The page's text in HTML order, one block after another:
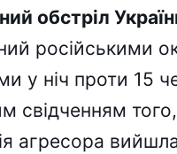
обстріл
російськими
у ніч проти 15
свідченням
агресора